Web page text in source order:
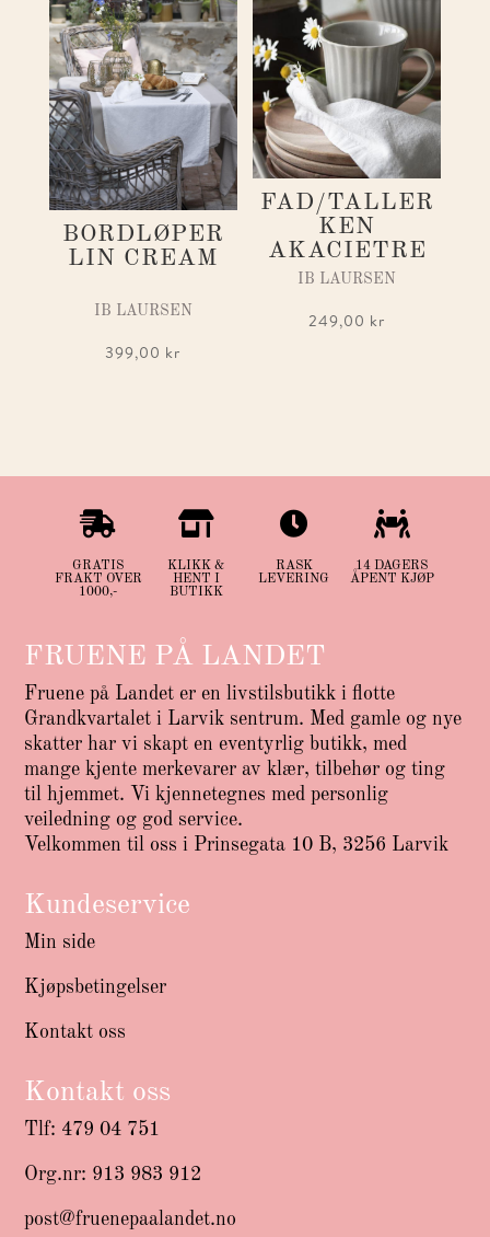
BORDLØPER
LIN CREAM
IB LAURSEN
399,00 kr
FAD/TALLER
KEN
AKACIETRE
IB LAURSEN
249,00 kr

GRATIS
FRAKT OVER
1000,-

KLIKK &
HENT I
BUTIKK

RASK
LEVERING

14 DAGERS
ÅPENT KJØP
FRUENE PÅ LANDET
Fruene på Landet er en livstilsbutikk i flotte
Grandkvartalet i Larvik sentrum. Med gamle og nye
skatter har vi skapt en eventyrlig butikk, med
mange kjente merkevarer av klær, tilbehør og ting
til hjemmet. Vi kjennetegnes med personlig
veiledning og god service.
Velkommen til oss i Prinsegata 10 B, 3256 Larvik
Kundeservice
Min side
Kjøpsbetingelser
Kontakt oss
Kontakt oss
Tlf: 479 04 751
Org.nr: 913 983 912
post@fruenepaalandet.no